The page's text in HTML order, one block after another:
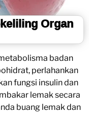
Organ
badan
perlahankan
fungsi insulin dan
lemak secara
buang lemak dan